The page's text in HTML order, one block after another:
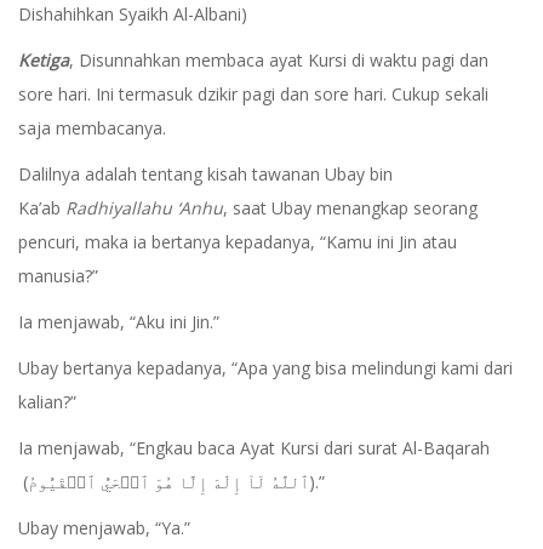
Dishahihkan Syaikh Al-Albani)
Ketiga, Disunnahkan membaca ayat Kursi di waktu pagi dan
sore hari. Ini termasuk dzikir pagi dan sore hari. Cukup sekali
saja membacanya.
Dalilnya adalah tentang kisah tawanan Ubay bin
Ka’ab Radhiyallahu ‘Anhu, saat Ubay menangkap seorang
pencuri, maka ia bertanya kepadanya, “Kamu ini Jin atau
manusia?”
Ia menjawab, “Aku ini Jin.”
Ubay bertanya kepadanya, “Apa yang bisa melindungi kami dari
kalian?”
Ia menjawab, “Engkau baca Ayat Kursi dari surat Al-Baqarah
(ٱللَّهُ لَآ إِلَٰهَ إِلَّا هُوَ ٱلۡحَيُّ ٱلۡقَيُّومُ).”
Ubay menjawab, “Ya.”